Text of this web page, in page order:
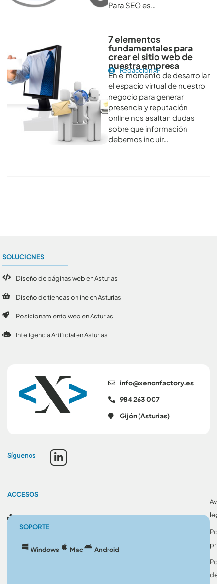
Para SEO es…
7 elementos
fundamentales para
crear el sitio web de
nuestra empresa
Redacción XF
En el momento de desarrollar
el espacio virtual de nuestro
negocio para generar
presencia y reputación
online nos asaltan dudas
sobre que información
debemos incluir…
se.yrotcafnonex@ofni
984 263 007
Gijón (Asturias)
Síguenos
SOLUCIONES
Diseño de páginas web en Asturias
Diseño de tiendas online en Asturias
Posicionamiento web en Asturias
Inteligencia Artificial en Asturias
ACCESOS
SOPORTE
Windows Mac Android